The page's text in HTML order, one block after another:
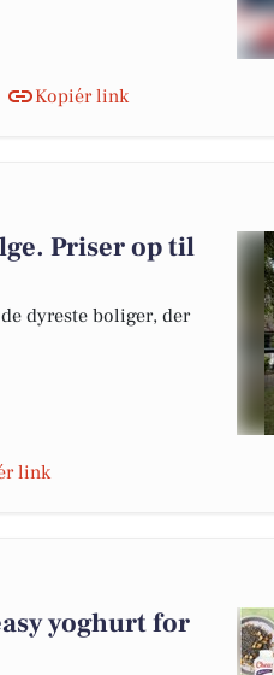
Kopiér link
Priser op til
dyreste boliger, der
link
yoghurt for